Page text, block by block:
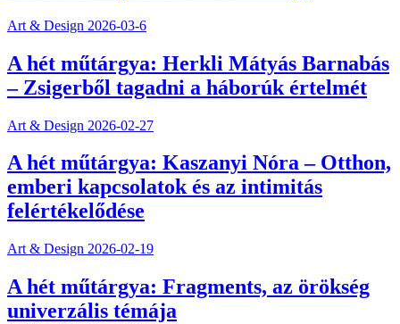
Art & Design 2026-03-6
A hét műtárgya: Herkli Mátyás Barnabás
– Zsigerből tagadni a háborúk értelmét
Art & Design 2026-02-27
A hét műtárgya: Kaszanyi Nóra – Otthon,
emberi kapcsolatok és az intimitás
felértékelődése
Art & Design 2026-02-19
A hét műtárgya: Fragments, az örökség
univerzális témája